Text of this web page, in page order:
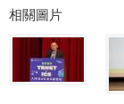
相關圖片